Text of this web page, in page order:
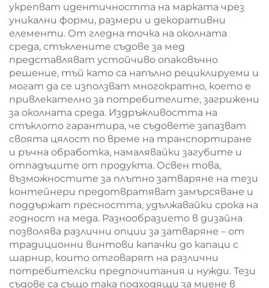
укрепват идентичността на марката чрез
уникални форми, размери и декоративни
елементи. От гледна точка на околната
среда, стъклените съдове за мед
представляват устойчиво опаковъчно
решение, тъй като са напълно рециклируеми и
могат да се използват многократно, което е
привлекателно за потребителите, загрижени
за околната среда. Издръжливостта на
стъклото гарантира, че съдовете запазват
своята цялост по време на транспортиране
и ръчна обработка, намалявайки загубите и
отпадъците от продукта. Освен това,
възможностите за плътно затваряне на тези
контейнери предотвратяват замърсяване и
поддържат пресността, удължавайки срока на
годност на меда. Разнообразието в дизайна
позволява различни опции за затваряне – от
традиционни винтови капачки до капаци с
шарнир, които отговарят на различни
потребителски предпочитания и нужди. Тези
съдове са също така подходящи за миене в